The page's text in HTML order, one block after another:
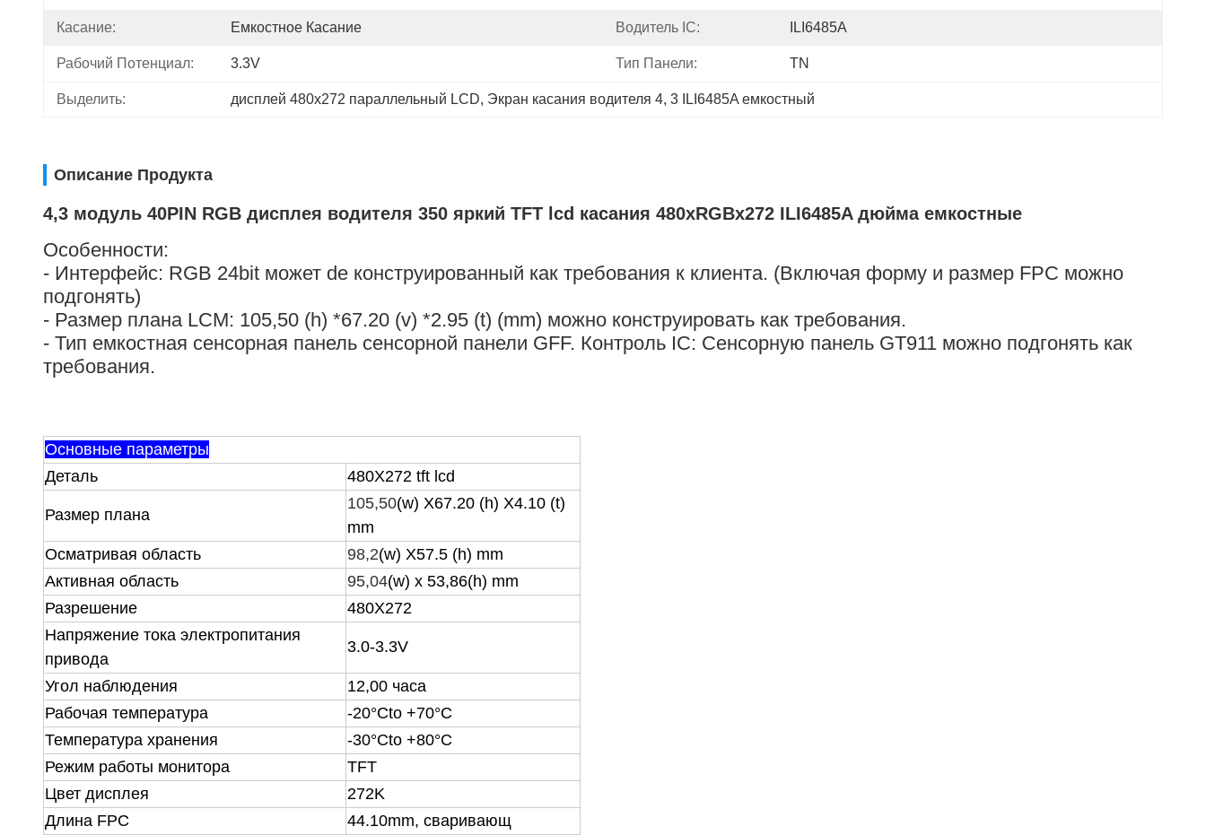
Касание: Емкостное Касание Водитель IC: ILI6485A
Рабочий Потенциал: 3.3V Тип Панели: TN
Выделить: дисплей 480x272 параллельный LCD, Экран касания водителя 4, 3 ILI6485A емкостный
Описание Продукта
4,3 модуль 40PIN RGB дисплея водителя 350 яркий TFT lcd касания 480xRGBx272 ILI6485A дюйма емкостные
Особенности:
- Интерфейс: RGB 24bit может de конструированный как требования к клиента. (Включая форму и размер FPC можно
подгонять)
- Размер плана LCM: 105,50 (h) *67.20 (v) *2.95 (t) (mm) можно конструировать как требования.
- Тип емкостная сенсорная панель сенсорной панели GFF. Контроль IC: Сенсорную панель GT911 можно подгонять как
требования.
Основные параметры
Деталь
480X272 tft lcd
Размер плана
105,50(w) X67.20 (h) X4.10 (t)
mm
Осматривая область
98,2(w) X57.5 (h) mm
Активная область
95,04(w) x 53,86(h) mm
Разрешение
480X272
Напряжение тока электропитания
привода
3.0-3.3V
Угол наблюдения
12,00 часа
Рабочая температура
-20°Cto +70°C
Температура хранения
-30°Cto +80°C
Режим работы монитора
TFT
Цвет дисплея
272K
Длина FPC
44.10mm, сваривающ